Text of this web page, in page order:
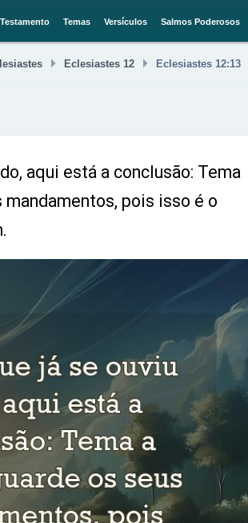
Buscar
Temas Versículos Salmos Poderosos
 Eclesiastes 12  Eclesiastes 12:13
aqui está a conclusão: Tema
mandamentos, pois isso é o